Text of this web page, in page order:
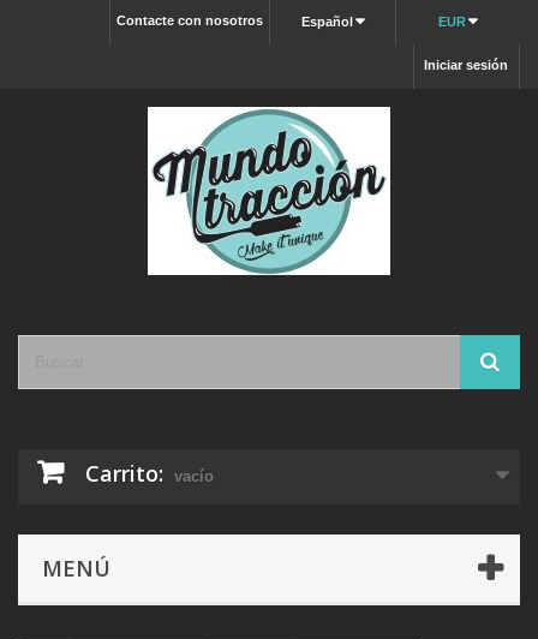
EUR
Español
Contacte con nosotros
Iniciar sesión
Carrito: vacío
MENÚ